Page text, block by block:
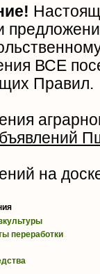
ВСЕ
Правил.
на
переработки